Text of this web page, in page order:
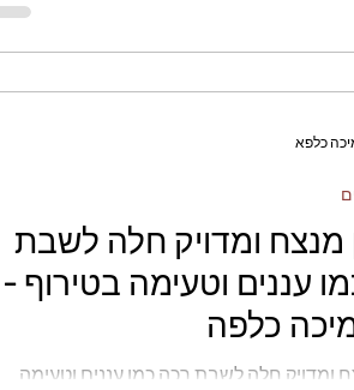
מנצח ומדויק חלה לשבת
עננים וטעימה בטירוף -
כלפה
ומדויק חלה לשבת רכה כמו עננים וטעימה
כלפא